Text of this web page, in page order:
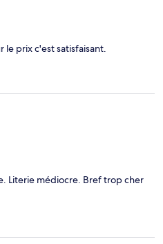
le prix c'est satisfaisant.
Literie médiocre. Bref trop cher